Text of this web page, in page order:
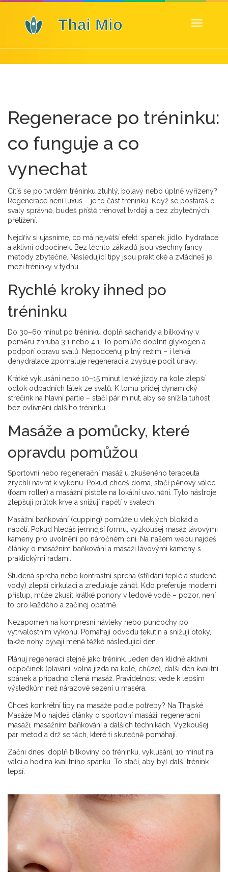
Zobrazit
Regenerace po tréninku:
co funguje a co
vynechat
Cítíš se po tvrdém tréninku ztuhlý, bolavý nebo úplně vyřízený?
Regenerace není luxus – je to část tréninku. Když se postaráš o
svaly správně, budeš příště trénovat tvrději a bez zbytečných
přetížení.
Nejdřív si ujasníme, co má největší efekt: spánek, jídlo, hydratace
a aktivní odpočinek. Bez těchto základů jsou všechny fancy
metody zbytečné. Následující tipy jsou praktické a zvládneš je i
mezi tréninky v týdnu.
Rychlé kroky ihned po
tréninku
Do 30–60 minut po tréninku doplň sacharidy a bílkoviny v
poměru zhruba 3:1 nebo 4:1. To pomůže doplnit glykogen a
podpoří opravu svalů. Nepodceňuj pitný režim – i lehká
dehydratace zpomaluje regeneraci a zvyšuje pocit únavy.
Krátké vyklusání nebo 10–15 minut lehké jízdy na kole zlepší
odtok odpadních látek ze svalů. K tomu přidej dynamický
strečink na hlavní partie – stačí pár minut, aby se snížila tuhost
bez ovlivnění dalšího tréninku.
Masáže a pomůcky, které
opravdu pomůžou
Sportovní nebo regenerační masáž u zkušeného terapeuta
zrychlí návrat k výkonu. Pokud chceš doma, stačí pěnový válec
(foam roller) a masážní pistole na lokální uvolnění. Tyto nástroje
zlepšují průtok krve a snižují napětí v svalech.
Masážní baňkování (cupping) pomůže u vleklých blokád a
napětí. Pokud hledáš jemnější formu, vyzkoušej masáž lávovými
kameny pro uvolnění po náročném dni. Na našem webu najdeš
články o masážním baňkování a masáži lávovými kameny s
praktickými radami.
Studená sprcha nebo kontrastní sprcha (střídání teplé a studené
vody) zlepší cirkulaci a zredukuje zánět. Kdo preferuje moderní
přístup, může zkusit krátké ponory v ledové vodě – pozor, není
to pro každého a začínej opatrně.
Nezapomeň na kompresní návleky nebo punčochy po
vytrvalostním výkonu. Pomáhají odvodu tekutin a snižují otoky,
takže nohy bývají méně těžké následující den.
Plánuj regeneraci stejně jako trénink. Jeden den klidně aktivní
odpočinek (plavání, volná jízda na kole, chůze), další den kvalitní
spánek a případně cílená masáž. Pravidelnost vede k lepším
výsledkům než nárazové sezení u maséra.
Chceš konkrétní tipy na masáže podle potřeby? Na Thajské
Masáže Mio najdeš články o sportovní masáži, regenerační
masáži, masážním baňkování a dalších technikách. Vyzkoušej
pár metod a drž se těch, které ti skutečně pomáhají.
Začni dnes: doplň bílkoviny po tréninku, vyklusání, 10 minut na
válci a hodina kvalitního spánku. To stačí, aby byl další trénink
lepší.